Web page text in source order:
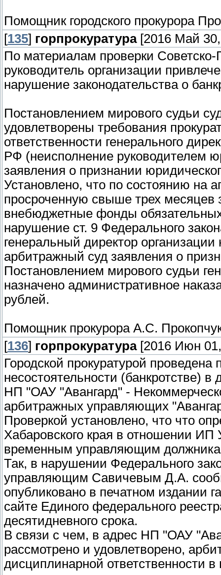
Помощник городского прокурора
[135] горпрокуратура[2016 Май
По материалам проверки Советско-
руководитель организации
нарушение законодательства о
Постановлением мирового судьи
удовлетворены требования
ответственности генерального
РФ (неисполнение руководителем
заявления о признании
Установлено, что по состоянию
просроченную свыше трех месяцев
внебюджетные фонды
нарушение ст. 9 Федерального
генеральный директор
арбитражный суд заявления о
Постановлением мирового судьи
назначено административное
рублей.
Помощник прокурора А.С.
[136] горпрокуратура[2016 Июн
Городской прокуратурой
несостоятельности (банкротстве)
НП "ОАУ "Авангард" -
арбитражных управляющих
Проверкой установлено, что что
Хабаровского края в отношении
временным управляющим
Так, в нарушении Федерального
управляющим Савичевым Д.А.
опубликовано в печатном издании
сайте Единого федерального
десятидневного срока.
В связи с чем, в адрес НП "ОАУ
рассмотрено и удовлетворено,
дисциплинарной ответственности